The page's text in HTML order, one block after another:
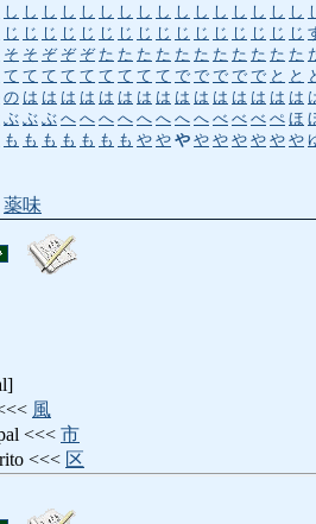
し し し し し し し し し し し し し し し し
じ じ じ じ じ じ じ じ じ じ じ じ じ じ じ じ
そ そ ぞ ぞ ぞ た た た た た た た た た た た
て て て て て て て て て で で で で で と と
の は は は は は は は は は は は は は は は
ぶ ぶ ぶ へ へ へ へ へ へ へ へ べ べ べ ぺ ほ
も も も も も も も や や や や や や や や や
薬味
風
<<< 市
<<< 区